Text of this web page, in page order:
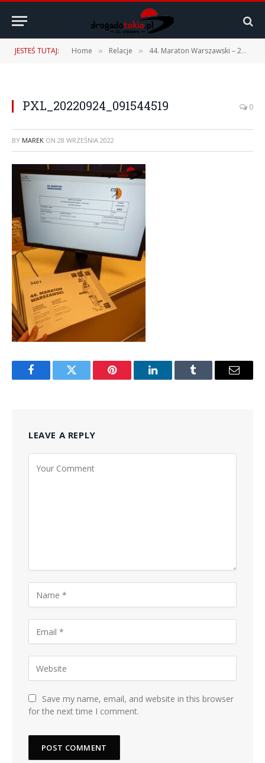
JESTEŚ TUTAJ: Home » Relacje » 44. Maraton Warszawski – 25.09.2022 r.
PXL_20220924_091544519 0
BY MAREK ON 28 WRZEŚNIA 2022
FacebookTwitter Pinterest LinkedInTumblr Email
LEAVE A REPLY
Save my name, email, and website in this browser
for the next time I comment.